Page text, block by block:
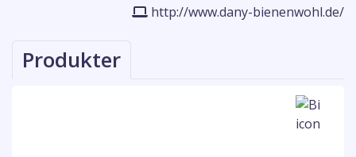
http://www.dany-bienenwohl.de/
Produkter